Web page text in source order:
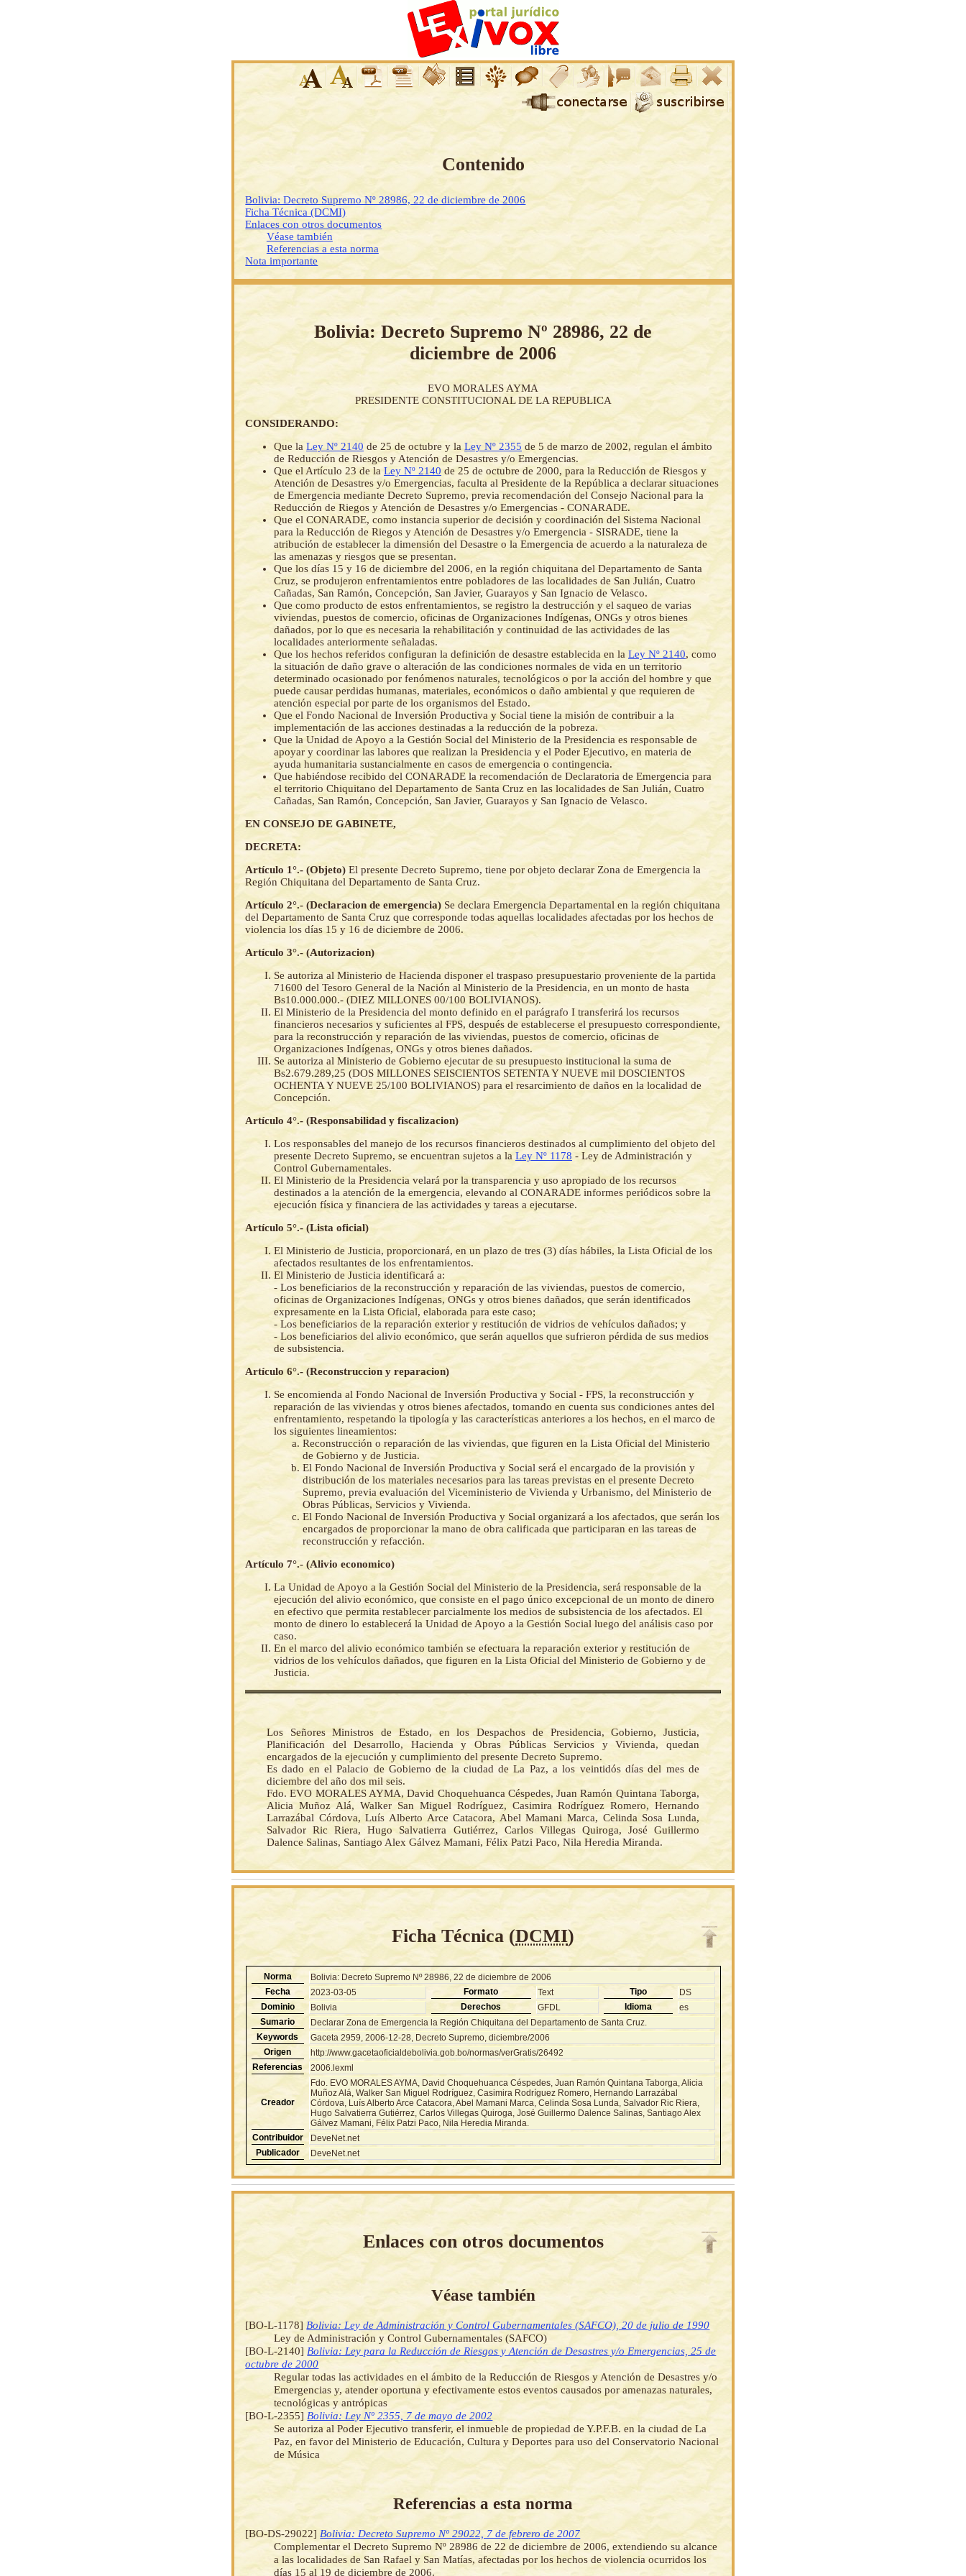
Contenido
Bolivia: Decreto Supremo Nº 28986, 22 de diciembre de 2006
Ficha Técnica (DCMI)
Enlaces con otros documentos
Véase también
Referencias a esta norma
Nota importante
Bolivia: Decreto Supremo Nº 28986, 22 de
diciembre de 2006
EVO MORALES AYMA
PRESIDENTE CONSTITUCIONAL DE LA REPUBLICA
CONSIDERANDO:
Que la Ley Nº 2140 de 25 de octubre y la Ley Nº 2355 de 5 de marzo de 2002, regulan el ámbito
de Reducción de Riesgos y Atención de Desastres y/o Emergencias.
Que el Artículo 23 de la Ley Nº 2140de 25 de octubre de 2000, para la Reducción de Riesgos y
Atención de Desastres y/o Emergencias, faculta al Presidente de la República a declarar situaciones
de Emergencia mediante Decreto Supremo, previa recomendación del Consejo Nacional para la
Reducción de Riegos y Atención de Desastres y/o Emergencias - CONARADE.
Que el CONARADE, como instancia superior de decisión y coordinación del Sistema Nacional
para la Reducción de Riegos y Atención de Desastres y/o Emergencia - SISRADE, tiene la
atribución de establecer la dimensión del Desastre o la Emergencia de acuerdo a la naturaleza de
las amenazas y riesgos que se presentan.
Que los días 15 y 16 de diciembre del 2006, en la región chiquitana del Departamento de Santa
Cruz, se produjeron enfrentamientos entre pobladores de las localidades de San Julián, Cuatro
Cañadas, San Ramón, Concepción, San Javier, Guarayos y San Ignacio de Velasco.
Que como producto de estos enfrentamientos, se registro la destrucción y el saqueo de varias
viviendas, puestos de comercio, oficinas de Organizaciones Indígenas, ONGs y otros bienes
dañados, por lo que es necesaria la rehabilitación y continuidad de las actividades de las
localidades anteriormente señaladas.
Que los hechos referidos configuran la definición de desastre establecida en la Ley Nº 2140, como
la situación de daño grave o alteración de las condiciones normales de vida en un territorio
determinado ocasionado por fenómenos naturales, tecnológicos o por la acción del hombre y que
puede causar perdidas humanas, materiales, económicos o daño ambiental y que requieren de
atención especial por parte de los organismos del Estado.
Que el Fondo Nacional de Inversión Productiva y Social tiene la misión de contribuir a la
implementación de las acciones destinadas a la reducción de la pobreza.
Que la Unidad de Apoyo a la Gestión Social del Ministerio de la Presidencia es responsable de
apoyar y coordinar las labores que realizan la Presidencia y el Poder Ejecutivo, en materia de
ayuda humanitaria sustancialmente en casos de emergencia o contingencia.
Que habiéndose recibido del CONARADE la recomendación de Declaratoria de Emergencia para
el territorio Chiquitano del Departamento de Santa Cruz en las localidades de San Julián, Cuatro
Cañadas, San Ramón, Concepción, San Javier, Guarayos y San Ignacio de Velasco.
EN CONSEJO DE GABINETE,
DECRETA:
Artículo 1°.- (Objeto) El presente Decreto Supremo, tiene por objeto declarar Zona de Emergencia la
Región Chiquitana del Departamento de Santa Cruz.
Artículo 2°.- (Declaracion de emergencia) Se declara Emergencia Departamental en la región chiquitana
del Departamento de Santa Cruz que corresponde todas aquellas localidades afectadas por los hechos de
violencia los días 15 y 16 de diciembre de 2006.
Artículo 3°.- (Autorizacion)
Se autoriza al Ministerio de Hacienda disponer el traspaso presupuestario proveniente de la partida
71600 del Tesoro General de la Nación al Ministerio de la Presidencia, en un monto de hasta
Bs10.000.000.- (DIEZ MILLONES 00/100 BOLIVIANOS).
El Ministerio de la Presidencia del monto definido en el parágrafo I transferirá los recursos
financieros necesarios y suficientes al FPS, después de establecerse el presupuesto correspondiente,
para la reconstrucción y reparación de las viviendas, puestos de comercio, oficinas de
Organizaciones Indígenas, ONGs y otros bienes dañados.
Se autoriza al Ministerio de Gobierno ejecutar de su presupuesto institucional la suma de
Bs2.679.289,25 (DOS MILLONES SEISCIENTOS SETENTA Y NUEVE mil DOSCIENTOS
OCHENTA Y NUEVE 25/100 BOLIVIANOS) para el resarcimiento de daños en la localidad de
Concepción.
Artículo 4°.- (Responsabilidad y fiscalizacion)
Los responsables del manejo de los recursos financieros destinados al cumplimiento del objeto del
presente Decreto Supremo, se encuentran sujetos a la Ley Nº 1178 - Ley de Administración y
Control Gubernamentales.
El Ministerio de la Presidencia velará por la transparencia y uso apropiado de los recursos
destinados a la atención de la emergencia, elevando al CONARADE informes periódicos sobre la
ejecución física y financiera de las actividades y tareas a ejecutarse.
Artículo 5°.- (Lista oficial)
El Ministerio de Justicia, proporcionará, en un plazo de tres (3) días hábiles, la Lista Oficial de los
afectados resultantes de los enfrentamientos.
El Ministerio de Justicia identificará a:
- Los beneficiarios de la reconstrucción y reparación de las viviendas, puestos de comercio,
oficinas de Organizaciones Indígenas, ONGs y otros bienes dañados, que serán identificados
expresamente en la Lista Oficial, elaborada para este caso;
- Los beneficiarios de la reparación exterior y restitución de vidrios de vehículos dañados; y
- Los beneficiarios del alivio económico, que serán aquellos que sufrieron pérdida de sus medios
de subsistencia.
Artículo 6°.- (Reconstruccion y reparacion)
Se encomienda al Fondo Nacional de Inversión Productiva y Social - FPS, la reconstrucción y
reparación de las viviendas y otros bienes afectados, tomando en cuenta sus condiciones antes del
enfrentamiento, respetando la tipología y las características anteriores a los hechos, en el marco de
los siguientes lineamientos:
Reconstrucción o reparación de las viviendas, que figuren en la Lista Oficial del Ministerio
de Gobierno y de Justicia.
El Fondo Nacional de Inversión Productiva y Social será el encargado de la provisión y
distribución de los materiales necesarios para las tareas previstas en el presente Decreto
Supremo, previa evaluación del Viceministerio de Vivienda y Urbanismo, del Ministerio de
Obras Públicas, Servicios y Vivienda.
El Fondo Nacional de Inversión Productiva y Social organizará a los afectados, que serán los
encargados de proporcionar la mano de obra calificada que participaran en las tareas de
reconstrucción y refacción.
Artículo 7°.- (Alivio economico)
La Unidad de Apoyo a la Gestión Social del Ministerio de la Presidencia, será responsable de la
ejecución del alivio económico, que consiste en el pago único excepcional de un monto de dinero
en efectivo que permita restablecer parcialmente los medios de subsistencia de los afectados. El
monto de dinero lo establecerá la Unidad de Apoyo a la Gestión Social luego del análisis caso por
caso.
En el marco del alivio económico también se efectuara la reparación exterior y restitución de
vidrios de los vehículos dañados, que figuren en la Lista Oficial del Ministerio de Gobierno y de
Justicia.
Los Señores Ministros de Estado, en los Despachos de Presidencia, Gobierno, Justicia,
Planificación del Desarrollo, Hacienda y Obras Públicas Servicios y Vivienda, quedan
encargados de la ejecución y cumplimiento del presente Decreto Supremo.
Es dado en el Palacio de Gobierno de la ciudad de La Paz, a los veintidós días del mes de
diciembre del año dos mil seis.
Fdo. EVO MORALES AYMA, David Choquehuanca Céspedes, Juan Ramón Quintana Taborga,
Alicia Muñoz Alá, Walker San Miguel Rodríguez, Casimira Rodríguez Romero, Hernando
Larrazábal Córdova, Luís Alberto Arce Catacora, Abel Mamani Marca, Celinda Sosa Lunda,
Salvador Ric Riera, Hugo Salvatierra Gutiérrez, Carlos Villegas Quiroga, José Guillermo
Dalence Salinas, Santiago Alex Gálvez Mamani, Félix Patzi Paco, Nila Heredia Miranda.
Ficha Técnica (DCMI)
Norma
Bolivia: Decreto Supremo Nº 28986, 22 de diciembre de 2006
Fecha
2023-03-05 Formato Text Tipo
DS
Dominio
Bolivia Derechos GFDL Idioma
es
Sumario
Declarar Zona de Emergencia la Región Chiquitana del Departamento de Santa Cruz.
Keywords
Gaceta 2959, 2006-12-28, Decreto Supremo, diciembre/2006
Origen
http://www.gacetaoficialdebolivia.gob.bo/normas/verGratis/26492
Referencias
2006.lexml
Creador
Fdo. EVO MORALES AYMA, David Choquehuanca Céspedes, Juan Ramón Quintana Taborga, Alicia
Muñoz Alá, Walker San Miguel Rodríguez, Casimira Rodríguez Romero, Hernando Larrazábal
Córdova, Luís Alberto Arce Catacora, Abel Mamani Marca, Celinda Sosa Lunda, Salvador Ric Riera,
Hugo Salvatierra Gutiérrez, Carlos Villegas Quiroga, José Guillermo Dalence Salinas, Santiago Alex
Gálvez Mamani, Félix Patzi Paco, Nila Heredia Miranda.
Contribuidor
DeveNet.net
Publicador
DeveNet.net
Enlaces con otros documentos
Véase también
[BO-L-1178] Bolivia: Ley de Administración y Control Gubernamentales (SAFCO), 20 de julio de 1990
Ley de Administración y Control Gubernamentales (SAFCO)
[BO-L-2140] Bolivia: Ley para la Reducción de Riesgos y Atención de Desastres y/o Emergencias, 25 de
octubre de 2000
Regular todas las actividades en el ámbito de la Reducción de Riesgos y Atención de Desastres y/o
Emergencias y, atender oportuna y efectivamente estos eventos causados por amenazas naturales,
tecnológicas y antrópicas
[BO-L-2355] Bolivia: Ley Nº 2355, 7 de mayo de 2002
Se autoriza al Poder Ejecutivo transferir, el inmueble de propiedad de Y.P.F.B. en la ciudad de La
Paz, en favor del Ministerio de Educación, Cultura y Deportes para uso del Conservatorio Nacional
de Música
Referencias a esta norma
[BO-DS-29022] Bolivia: Decreto Supremo Nº 29022, 7 de febrero de 2007
Complementar el Decreto Supremo Nº 28986 de 22 de diciembre de 2006, extendiendo su alcance
a las localidades de San Rafael y San Matías, afectadas por los hechos de violencia ocurridos los
días 15 al 19 de diciembre de 2006.